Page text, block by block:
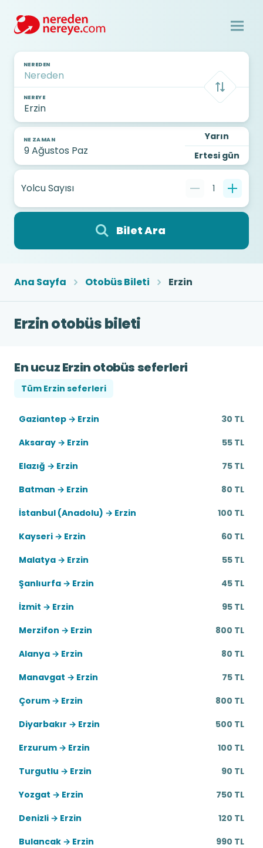
NEREDEN
NEREYE
NE ZAMAN
Yarın
Ertesi gün
Yolcu Sayısı 1
Bilet Ara
Ana Sayfa Otobüs Bileti Erzin
Erzin otobüs bileti
En ucuz Erzin otobüs seferleri
Tüm Erzin seferleri
Gaziantep → Erzin
30 TL
Aksaray → Erzin
55 TL
Elazığ → Erzin
75 TL
Batman → Erzin
80 TL
İstanbul (Anadolu) → Erzin
100 TL
Kayseri → Erzin
60 TL
Malatya → Erzin
55 TL
Şanlıurfa → Erzin
45 TL
İzmit → Erzin
95 TL
Merzifon → Erzin
800 TL
Alanya → Erzin
80 TL
Manavgat → Erzin
75 TL
Çorum → Erzin
800 TL
Diyarbakır → Erzin
500 TL
Erzurum → Erzin
100 TL
Turgutlu → Erzin
90 TL
Yozgat → Erzin
750 TL
Denizli → Erzin
120 TL
Bulancak → Erzin
990 TL